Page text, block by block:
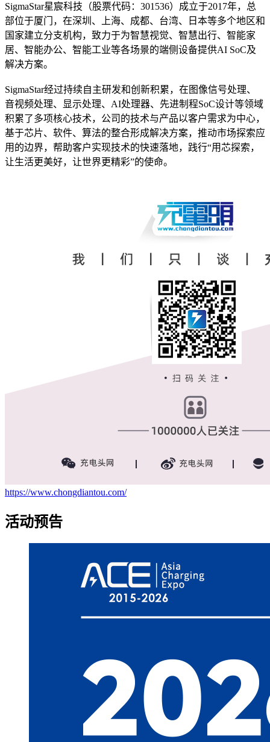
SigmaStar星宸科技（股票代码：301536）成立于2017年，总
部位于厦门，在深圳、上海、成都、台湾、日本等多个地区和
国家建立分支机构，致力于为智慧视觉、智慧出行、智能家
居、智能办公、智能工业等各场景的端侧设备提供AI SoC及
解决方案。
SigmaStar经过持续自主研发和创新积累，在图像信号处理、
音视频处理、显示处理、AI处理器、先进制程SoC设计等领域
积累了多项核心技术，公司的技术与产品以客户需求为中心，
基于芯片、软件、算法的整合形成解决方案，推动市场探索应
用的边界，帮助客户实现技术的快速落地，践行“用芯探索，
让生活更美好，让世界更精彩”的使命。
https://www.chongdiantou.com/
活动预告